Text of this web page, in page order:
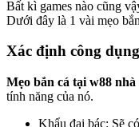
Bất kì games nào cũng
Dưới đây là 1 vài mẹo
Xác định công
Mẹo bắn cá tại w88 nhà
tính năng của nó.
Khẩu đại bác: Sẽ